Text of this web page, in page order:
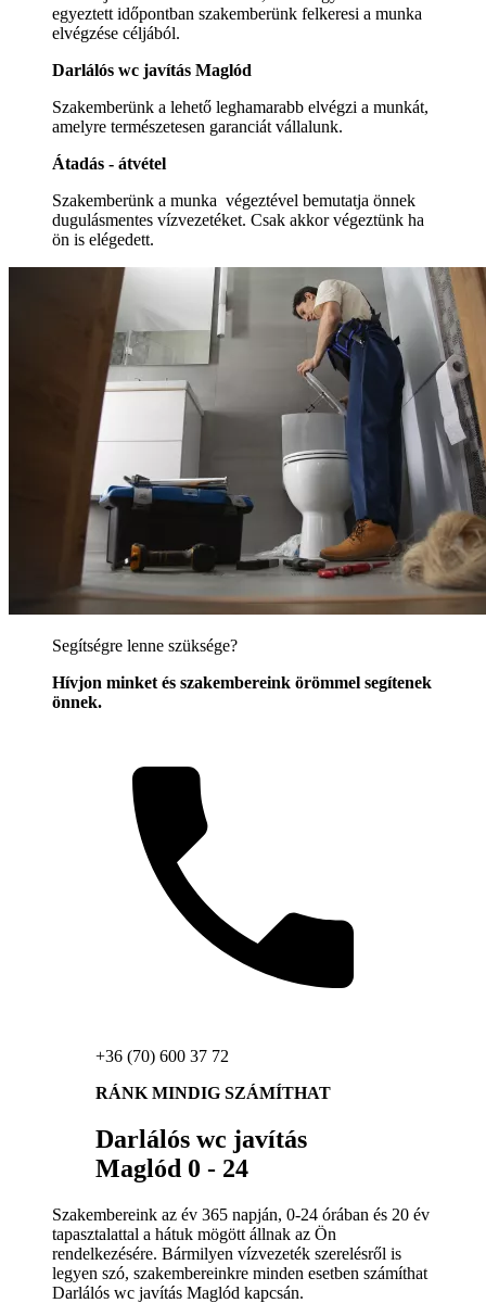
egyeztett időpontban szakemberünk felkeresi a munka
elvégzése céljából.
Darlálós wc javítás Maglód
Szakemberünk a lehető leghamarabb elvégzi a munkát,
amelyre természetesen garanciát vállalunk.
Átadás - átvétel
Szakemberünk a munka végeztével bemutatja önnek
dugulásmentes vízvezetéket. Csak akkor végeztünk ha
ön is elégedett.
Segítségre lenne szüksége?
Hívjon minket és szakembereink örömmel segítenek
önnek.
+36 (70) 600 37 72
RÁNK MINDIG SZÁMÍTHAT
Darlálós wc javítás
Maglód 0 - 24
Szakembereink az év 365 napján, 0-24 órában és 20 év
tapasztalattal a hátuk mögött állnak az Ön
rendelkezésére. Bármilyen vízvezeték szerelésről is
legyen szó, szakembereinkre minden esetben számíthat
Darlálós wc javítás Maglód kapcsán.